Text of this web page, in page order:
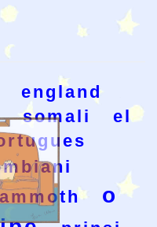
england
somali
el
o